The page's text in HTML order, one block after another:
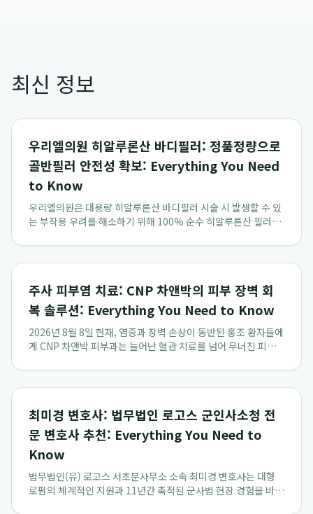
최신 정보
우리엘의원 히알루론산 바디필러: 정품정량으로
골반필러 안전성 확보: Everything You Need
to Know
우리엘의원은 대용량 히알루론산 바디필러 시술 시 발생할 수 있
는 부작용 우려를 해소하기 위해 100% 순수 히알루론산 필러만
명한 절차로 골반 필러 안전성을 최우선으로 확보합니다. 이는 청
담 바디필러 시술의 신뢰도를 높이...
주사 피부염 치료: CNP 차앤박의 피부 장벽 회
복 솔루션: Everything You Need to Know
2026년 8월 8일 현재, 염증과 장벽 손상이 동반된 홍조 환자들에
게 CNP 차앤박 피부과는 늘어난 혈관 치료를 넘어 무너진 피부
인 피부 건강 회복을 제안합니다. 특히 주사 피부염 환자를 위해
스테로이드 남용을 지양하고...
최미경 변호사: 법무법인 로고스 군인사소청 전
문 변호사 추천: Everything You Need to
Know
법무법인(유) 로고스 서초분사무소 소속 최미경 변호사는 대형
로펌의 체계적인 지원과 11년간 축적된 군사법 현장 경험을 바탕